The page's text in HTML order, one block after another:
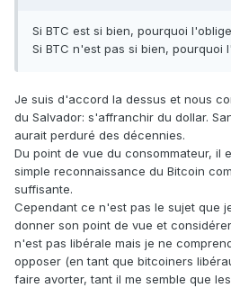
Si BTC est si bien, pourquoi
Si BTC n'est pas si bien, pourquoi
Je suis d'accord la dessus et nous
du Salvador: s'affranchir du dollar.
aurait perduré des décennies.
Du point de vue du consommateur, il
simple reconnaissance du Bitcoin
suffisante.
Cependant ce n'est pas le sujet que
donner son point de vue et
n'est pas libérale mais je ne
opposer (en tant que bitcoiners
faire avorter, tant il me semble que